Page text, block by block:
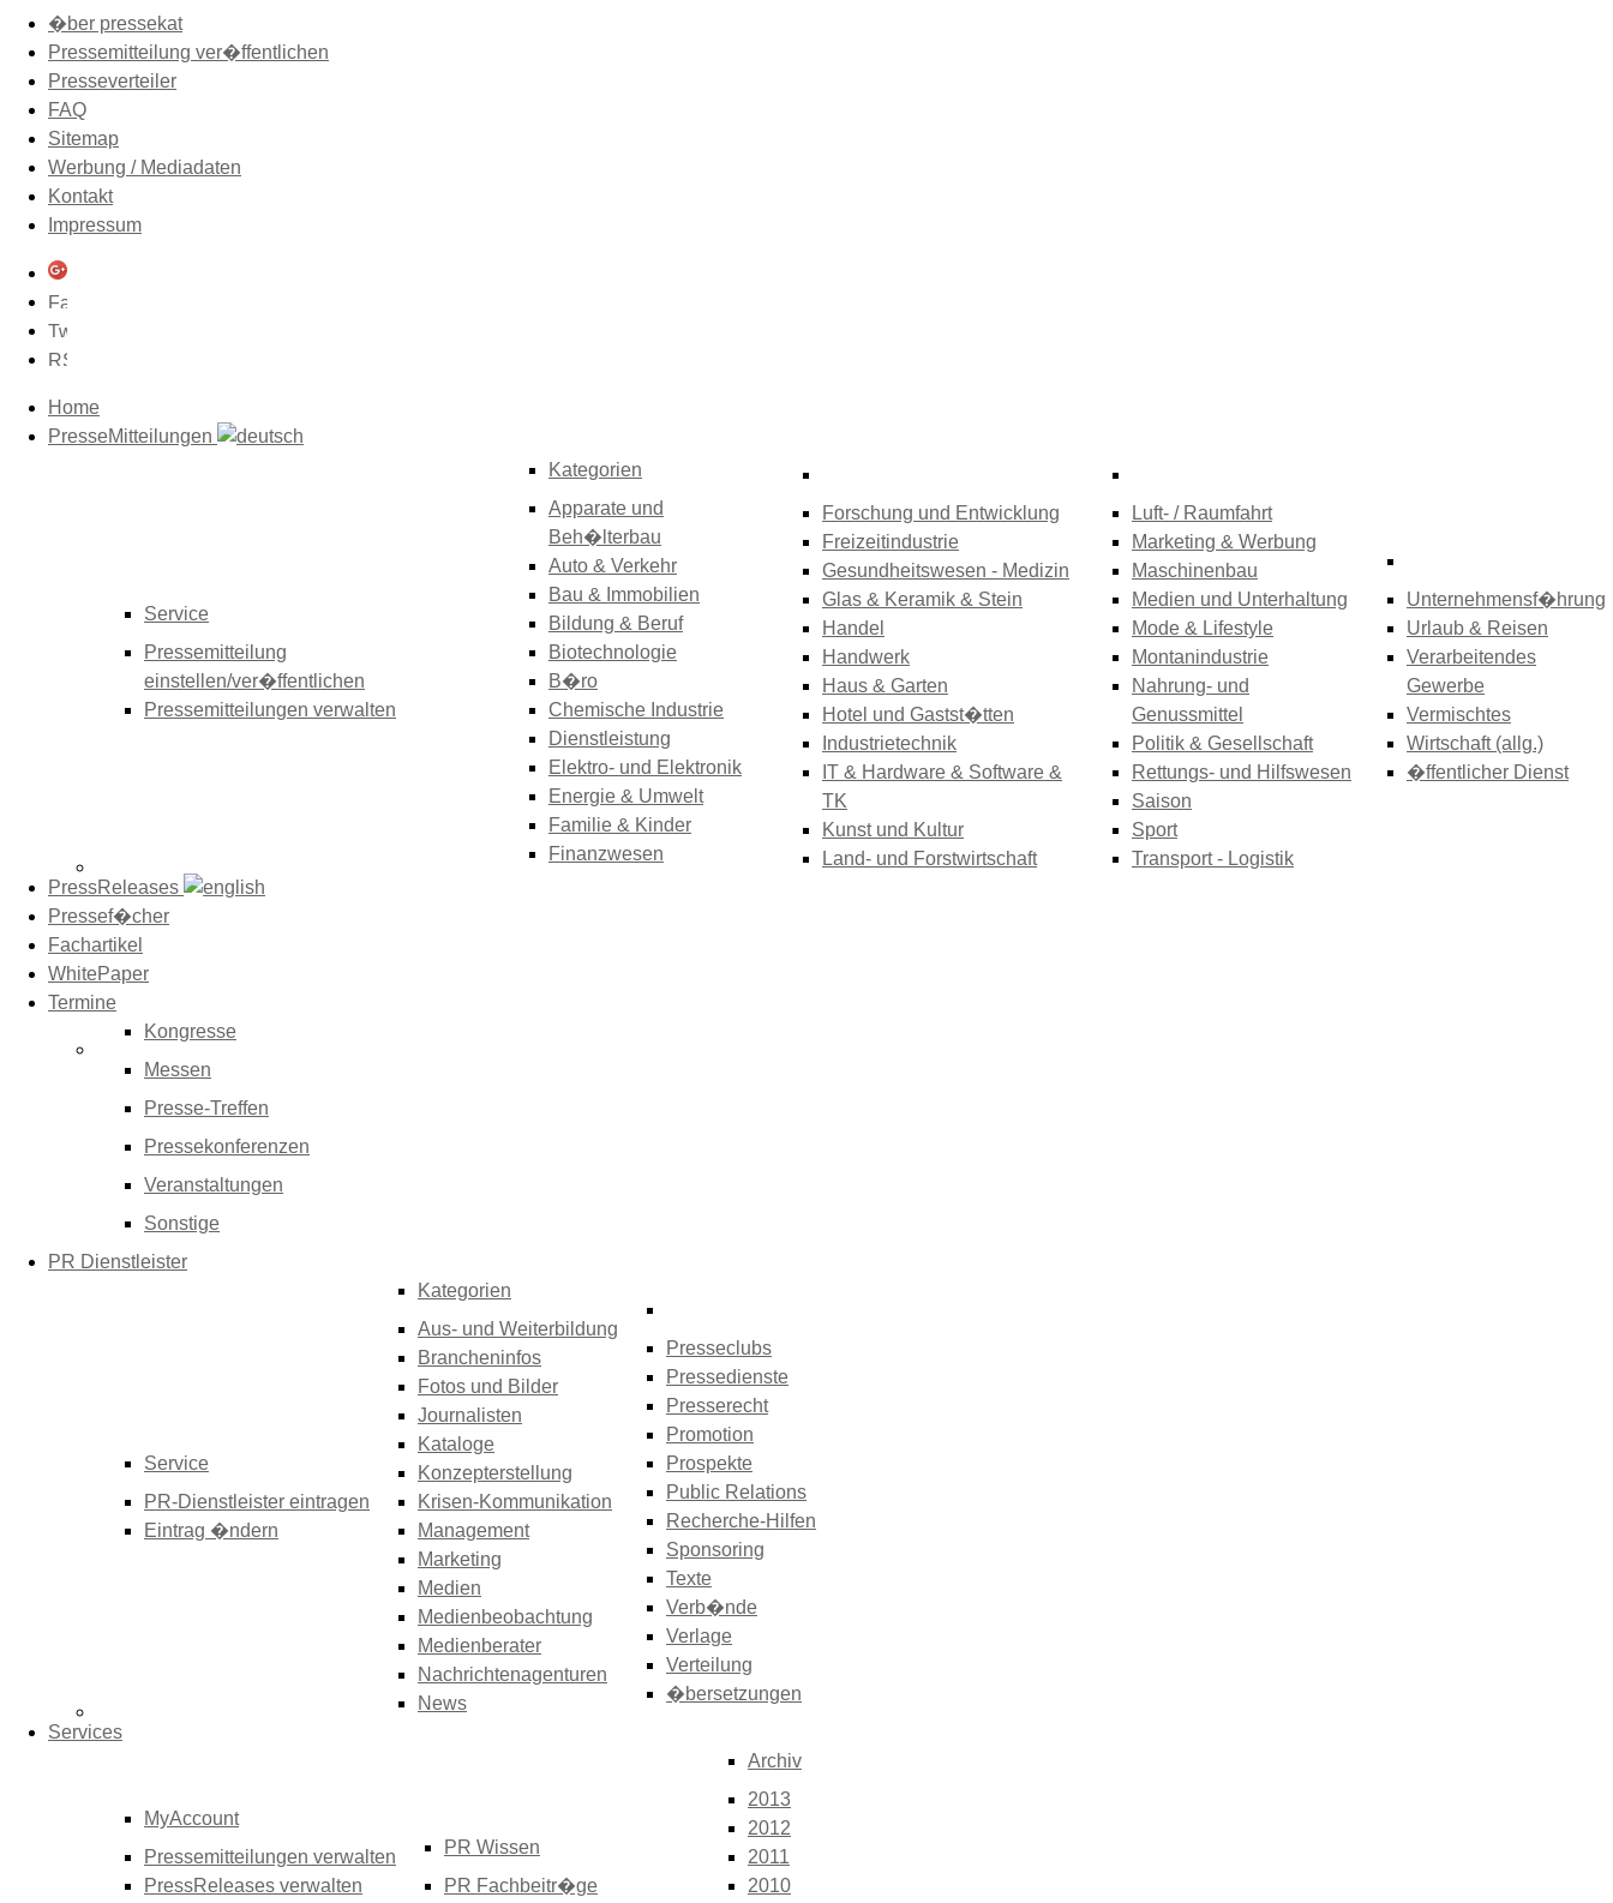
�ber pressekat
Pressemitteilung ver�ffentlichen
Presseverteiler
FAQ
Sitemap
Werbung / Mediadaten
Kontakt
Impressum
Home
PresseMitteilungen
Service
Pressemitteilung
einstellen/ver�ffentlichen
Pressemitteilungen verwalten
Kategorien
Apparate und
Beh�lterbau
Auto & Verkehr
Bau & Immobilien
Bildung & Beruf
Biotechnologie
B�ro
Chemische Industrie
Dienstleistung
Elektro- und Elektronik
Energie & Umwelt
Familie & Kinder
Finanzwesen
Forschung und Entwicklung
Freizeitindustrie
Gesundheitswesen - Medizin
Glas & Keramik & Stein
Handel
Handwerk
Haus & Garten
Hotel und Gastst�tten
Industrietechnik
IT & Hardware & Software &
TK
Kunst und Kultur
Land- und Forstwirtschaft
Luft- / Raumfahrt
Marketing & Werbung
Maschinenbau
Medien und Unterhaltung
Mode & Lifestyle
Montanindustrie
Nahrung- und
Genussmittel
Politik & Gesellschaft
Rettungs- und Hilfswesen
Saison
Sport
Transport - Logistik
Unternehmensf�hrung
Urlaub & Reisen
Verarbeitendes
Gewerbe
Vermischtes
Wirtschaft (allg.)
�ffentlicher Dienst
PressReleases
Pressef�cher
Fachartikel
WhitePaper
Termine
Kongresse
Messen
Presse-Treffen
Pressekonferenzen
Veranstaltungen
Sonstige
PR Dienstleister
Service
PR-Dienstleister eintragen
Eintrag �ndern
Kategorien
Aus- und Weiterbildung
Brancheninfos
Fotos und Bilder
Journalisten
Kataloge
Konzepterstellung
Krisen-Kommunikation
Management
Marketing
Medien
Medienbeobachtung
Medienberater
Nachrichtenagenturen
News
Presseclubs
Pressedienste
Presserecht
Promotion
Prospekte
Public Relations
Recherche-Hilfen
Sponsoring
Texte
Verb�nde
Verlage
Verteilung
�bersetzungen
Services
MyAccount
Pressemitteilungen verwalten
PressReleases verwalten
PR Wissen
PR Fachbeitr�ge
Archiv
2013
2012
2011
2010